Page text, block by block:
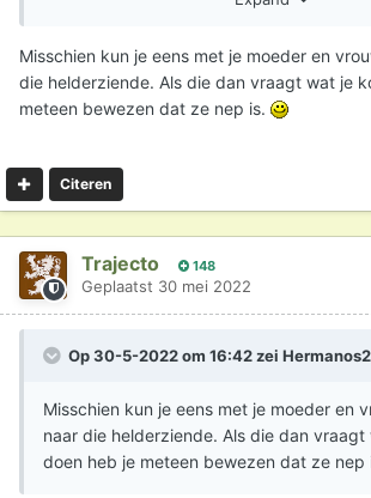
vrouw een Spaanstalige helderzienster in
weet niet zo goed wat ik hiervan moet
moeder en vader zijn beide Protestants,
hier geen problemen mee. Mijn moeder is
waarzegsters en tarotkaartlezers. Ik vind
dat mijn vrouw en moeder een goede
hebben, maar ik weet niet hoe ik als
praktijken moet staan. Is het niet een
Misschien kun je eens met je moeder en
die helderziende. Als die dan vraagt wat je
meteen bewezen dat ze nep is.
Citeren
Trajecto 148
Geplaatst 30 mei 2022
Op 30-5-2022 om 16:42 zei Hermanos2
Misschien kun je eens met je moeder en
naar die helderziende. Als die dan
doen heb je meteen bewezen dat ze nep